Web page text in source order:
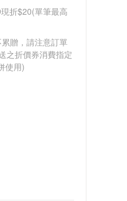
折$20(單筆最高
贈，請注意訂單
之折價券消費指定
使用)